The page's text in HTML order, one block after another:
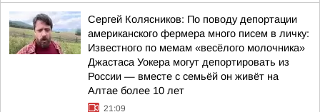
Сергей Колясников: По поводу депортации
американского фермера много писем в личку:
Известного по мемам «весёлого молочника»
Джастаса Уокера могут депортировать из
России — вместе с семьёй он живёт на
Алтае более 10 лет
21:09